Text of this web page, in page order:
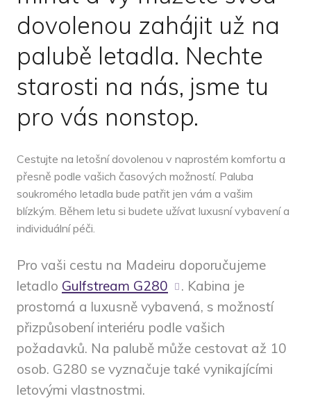
dovolenou zahájit už na
palubě letadla. Nechte
starosti na nás, jsme tu
pro vás nonstop.
Cestujte na letošní dovolenou v naprostém komfortu a
přesně podle vašich časových možností. Paluba
soukromého letadla bude patřit jen vám a vašim
blízkým. Během letu si budete užívat luxusní vybavení a
individuální péči.
Pro vaši cestu na Madeiru doporučujeme
letadlo Gulfstream G280
. Kabina je
prostorná a luxusně vybavená, s možností
přizpůsobení interiéru podle vašich
požadavků. Na palubě může cestovat až 10
osob. G280 se vyznačuje také vynikajícími
letovými vlastnostmi.